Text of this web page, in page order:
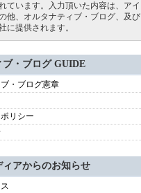
ています。入力頂いた内容は、アイ
他、オルタナティブ・ブログ、及び
に提供されます。
ブ・ブログ GUIDE
・ブログ憲章
リシー
ィアからのお知らせ